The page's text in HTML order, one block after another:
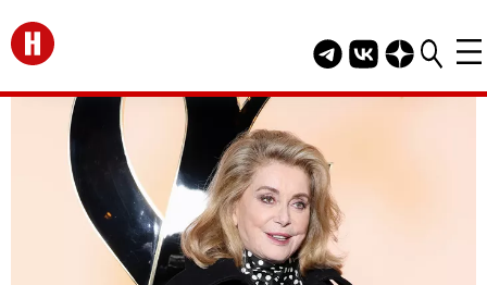
Перейти на главную
Telegram канал
Группа HELLO
Канал